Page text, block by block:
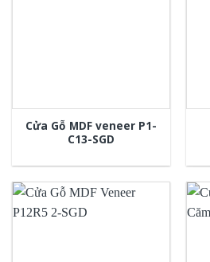
Cửa Gỗ MDF veneer P1-
C13-SGD